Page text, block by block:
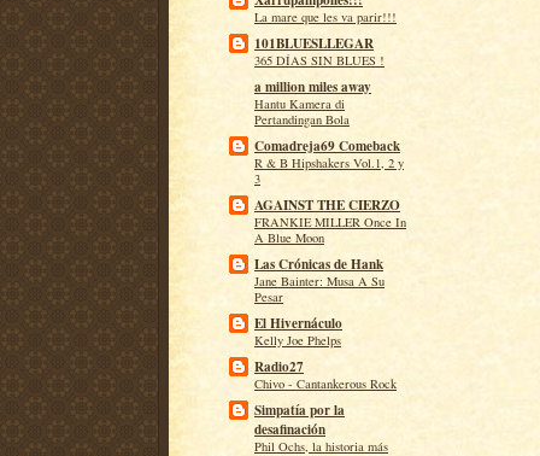
La mare que les va parir!!!
101BLUESLLEGAR
365 DÍAS SIN BLUES !
a million miles away
Hantu Kamera di
Pertandingan Bola
Comadreja69 Comeback
R & B Hipshakers Vol.1, 2 y
3
AGAINST THE CIERZO
FRANKIE MILLER Once In
A Blue Moon
Las Crónicas de Hank
Jane Bainter: Musa A Su
Pesar
El Hivernáculo
Kelly Joe Phelps
Radio27
Chivo - Cantankerous Rock
Simpatía por la
desafinación
Phil Ochs, la historia más